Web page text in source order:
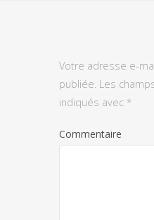
Votre adresse e-
publiée. Les
indiqués avec *
Commentaire